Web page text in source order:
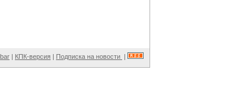
| КПК-версия | Подписка на новости |